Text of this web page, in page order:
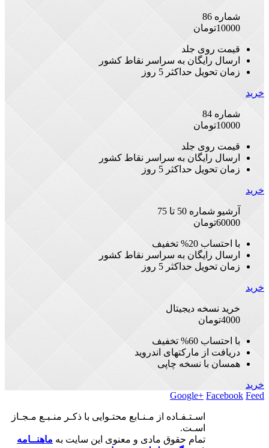
شماره 86
10000تومان
قیمت روی جلد
ارسال رایگان به سراسر نقاط کشور
زمان تحویل حداکثر 5 روز
خرید
شماره 84
10000تومان
قیمت روی جلد
ارسال رایگان به سراسر نقاط کشور
زمان تحویل حداکثر 5 روز
خرید
آرشیو شماره 50 تا 75
60000تومان
با احتساب 20% تخفیف
ارسال رایگان به سراسر نقاط کشور
زمان تحویل حداکثر 5 روز
خرید
خرید نسخه دیجیتال
4000تومان
با احتساب 60% تخفیف
دریافت از مارکتهای اندروید
همسان با نسخه چاپی
خرید
Google+ Facebook Feed
اسـتـفـاده از مـنـابع محتـوایی با ذکـر منـبـع مـجـاز
اسـت.
تمام حقوق مادی و معنوی این سایت به ماهنــامه